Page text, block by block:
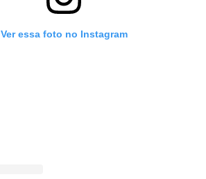
Ver essa foto no Instagram